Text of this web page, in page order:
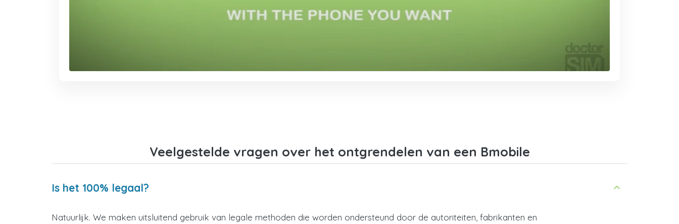
Veelgestelde vragen over het ontgrendelen van een Bmobile
Is het 100% legaal?
Natuurlijk. We maken uitsluitend gebruik van legale methoden die worden ondersteund door de autoriteiten, fabrikanten en